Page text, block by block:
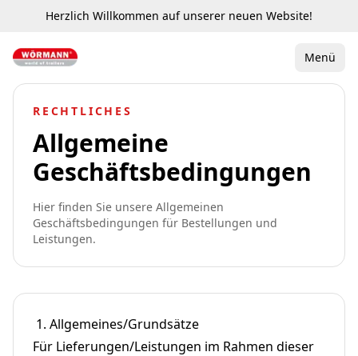
Herzlich Willkommen auf unserer neuen Website!
Menü
RECHTLICHES
Allgemeine
Geschäftsbedingungen
Hier finden Sie unsere Allgemeinen
Geschäftsbedingungen für Bestellungen und
Leistungen.
1. Allgemeines/Grundsätze
Für Lieferungen/Leistungen im Rahmen dieser